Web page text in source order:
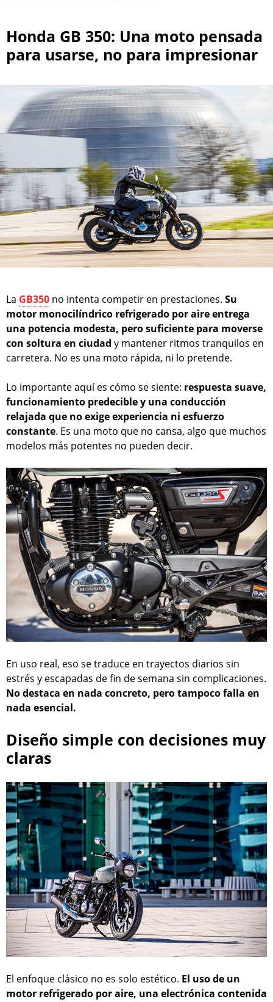
Honda GB 350: Una moto pensada
para usarse, no para impresionar
La GB350 no intenta competir en prestaciones. Su
motor monocilíndrico refrigerado por aire entrega
una potencia modesta, pero suficiente para moverse
con soltura en ciudad y mantener ritmos tranquilos en
carretera. No es una moto rápida, ni lo pretende.
Lo importante aquí es cómo se siente: respuesta suave,
funcionamiento predecible y una conducción
relajada que no exige experiencia ni esfuerzo
constante. Es una moto que no cansa, algo que muchos
modelos más potentes no pueden decir.
En uso real, eso se traduce en trayectos diarios sin
estrés y escapadas de fin de semana sin complicaciones.
No destaca en nada concreto, pero tampoco falla en
nada esencial.
Diseño simple con decisiones muy
claras
El enfoque clásico no es solo estético. El uso de un
motor refrigerado por aire, una electrónica contenida